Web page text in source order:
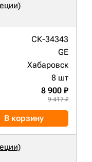
СК-34343
GE
Хабаровск
8 шт
8 900 ₽
9 417 ₽
В корзину